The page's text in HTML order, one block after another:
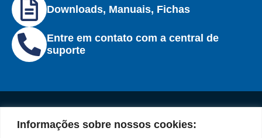
Informações sobre nossos cookies:
Downloads, Manuais, Fichas
Entre em contato com a central de
suporte
MarcaPolíticasInstitucional
Redes